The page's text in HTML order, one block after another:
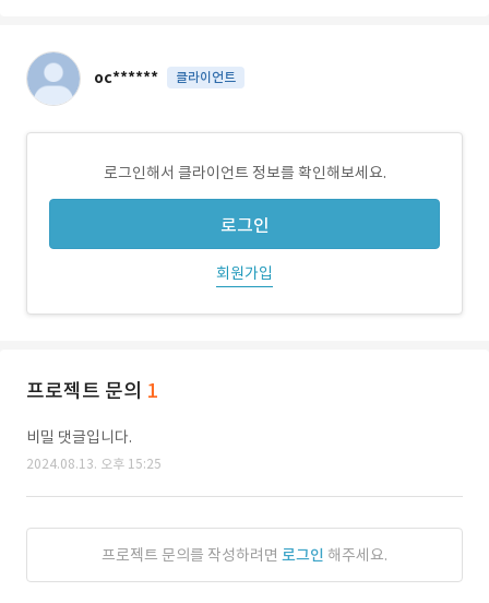
oc****** 클라이언트
로그인해서 클라이언트 정보를 확인해보세요.
로그인
회원가입
프로젝트 문의 1
비밀 댓글입니다.
2024.08.13. 오후 15:25
프로젝트 문의를 작성하려면 로그인 해주세요.